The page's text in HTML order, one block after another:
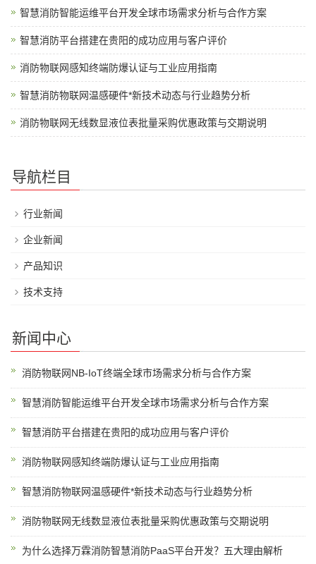
智慧消防智能运维平台开发全球市场需求分析与合作方案
智慧消防平台搭建在贵阳的成功应用与客户评价
消防物联网感知终端防爆认证与工业应用指南
智慧消防物联网温感硬件*新技术动态与行业趋势分析
消防物联网无线数显液位表批量采购优惠政策与交期说明
导航栏目
行业新闻
企业新闻
产品知识
技术支持
新闻中心
消防物联网NB-IoT终端全球市场需求分析与合作方案
智慧消防智能运维平台开发全球市场需求分析与合作方案
智慧消防平台搭建在贵阳的成功应用与客户评价
消防物联网感知终端防爆认证与工业应用指南
智慧消防物联网温感硬件*新技术动态与行业趋势分析
消防物联网无线数显液位表批量采购优惠政策与交期说明
为什么选择万霖消防智慧消防PaaS平台开发？五大理由解析